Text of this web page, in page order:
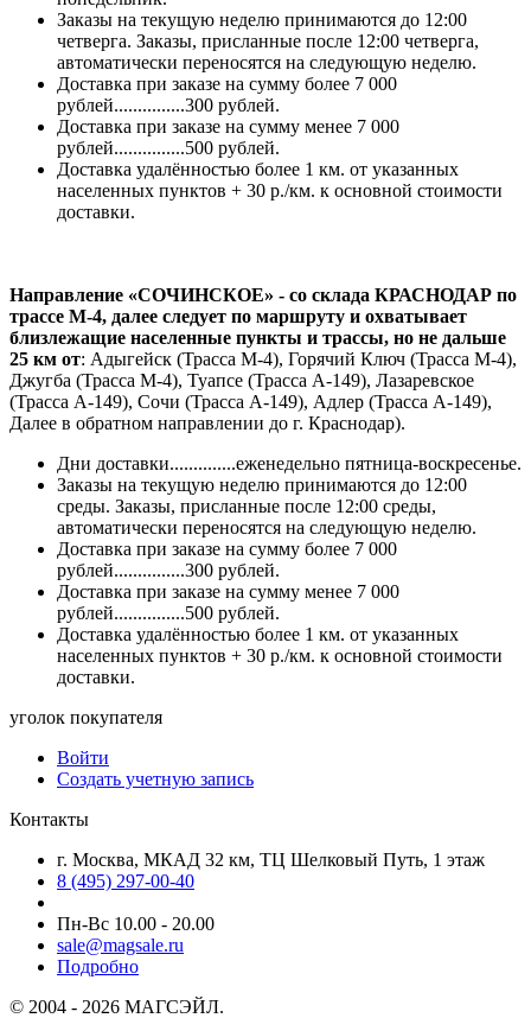
Заказы на текущую неделю принимаются до 12:00
четверга. Заказы, присланные после 12:00 четверга,
автоматически переносятся на следующую неделю.
Доставка при заказе на сумму более 7 000
рублей...............300 рублей.
Доставка при заказе на сумму менее 7 000
рублей...............500 рублей.
Доставка удалённостью более 1 км. от указанных
населенных пунктов + 30 р./км. к основной стоимости
доставки.
Направление «СОЧИНСКОЕ» - со склада КРАСНОДАР по
трассе М-4, далее следует по маршруту и охватывает
близлежащие населенные пункты и трассы, но не дальше
25 км от: Адыгейск (Трасса М-4), Горячий Ключ (Трасса М-4),
Джугба (Трасса М-4), Туапсе (Трасса А-149), Лазаревское
(Трасса А-149), Сочи (Трасса А-149), Адлер (Трасса А-149),
Далее в обратном направлении до г. Краснодар).
Дни доставки..............еженедельно пятница-воскресенье.
Заказы на текущую неделю принимаются до 12:00
среды. Заказы, присланные после 12:00 среды,
автоматически переносятся на следующую неделю.
Доставка при заказе на сумму более 7 000
рублей...............300 рублей.
Доставка при заказе на сумму менее 7 000
рублей...............500 рублей.
Доставка удалённостью более 1 км. от указанных
населенных пунктов + 30 р./км. к основной стоимости
доставки.
уголок покупателя
Войти
Создать учетную запись
Контакты
г. Москва, МКАД 32 км, ТЦ Шелковый Путь, 1 этаж
8 (495) 297-00-40
Пн-Вс 10.00 - 20.00
sale@magsale.ru
Подробно
© 2004 - 2026 МАГСЭЙЛ.